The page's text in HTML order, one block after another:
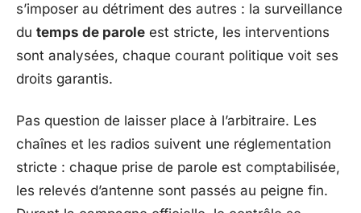
s’imposer au détriment des autres : la surveillance
du temps de parole est stricte, les interventions
sont analysées, chaque courant politique voit ses
droits garantis.
Pas question de laisser place à l’arbitraire. Les
chaînes et les radios suivent une réglementation
stricte : chaque prise de parole est comptabilisée,
les relevés d’antenne sont passés au peigne fin.